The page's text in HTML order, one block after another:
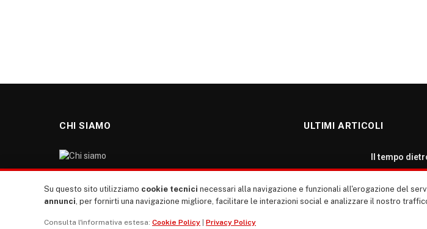
CHI SIAMO
nostro sito giornale è l’erede di “TUTTI”: giornale
anni ‘70, “rete”, diremmo oggi, dei direttori dei giornali
ULTIMI ARTICOLI
Il tempo
Su questo sito utilizziamo cookie tecnici necessari alla navigazione e funzionali all'erogazione del
annunci, per fornirti una navigazione migliore, facilitare le interazioni social e analizzare il nostro
Consulta l'informativa estesa: Cookie Policy Privacy Policy